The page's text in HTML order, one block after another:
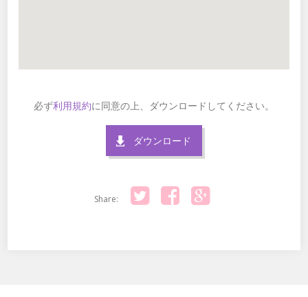
必ず利用規約に同意の上、ダウンロードしてください。
ダウンロード
Share: